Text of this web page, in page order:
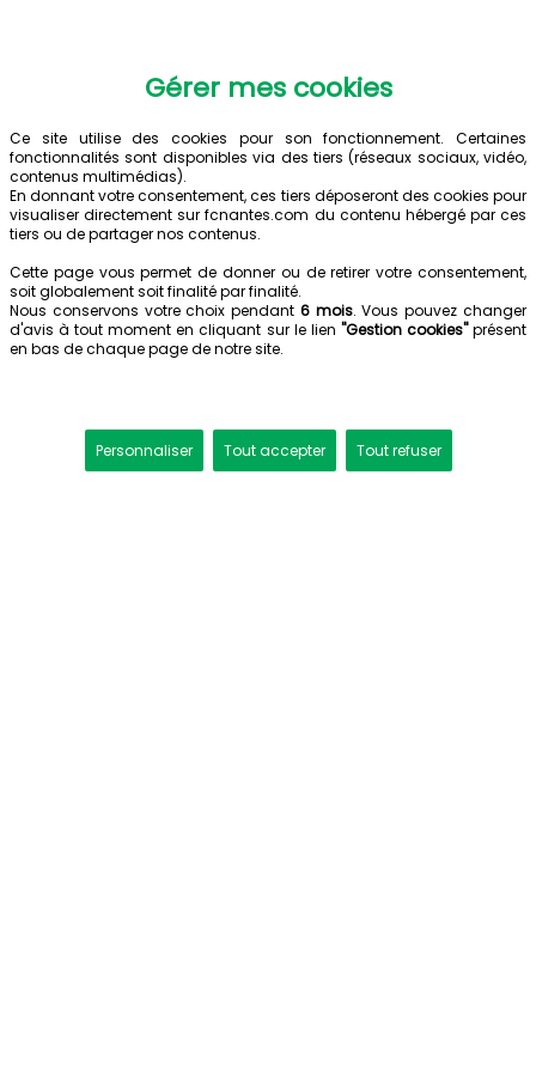
Gérer mes cookies
Ce site utilise des cookies pour son fonctionnement. Certaines
fonctionnalités sont disponibles via des tiers (réseaux sociaux, vidéo,
contenus multimédias).
En donnant votre consentement, ces tiers déposeront des cookies pour
visualiser directement sur fcnantes.com du contenu hébergé par ces
tiers ou de partager nos contenus.
Cette page vous permet de donner ou de retirer votre consentement,
soit globalement soit finalité par finalité.
Nous conservons votre choix pendant 6 mois. Vous pouvez changer
d'avis à tout moment en cliquant sur le lien "Gestion cookies"présent
en bas de chaque page de notre site.
Personnaliser Tout accepter Tout refuser